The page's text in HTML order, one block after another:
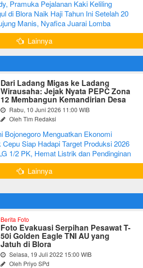
Pramuka Pejalanan Kaki Keliling
Literasi Budaya
di Blora Naik Haji Tahun Ini Setelah 20
Receh
Manis, Nyafica Juarai Lomba
Hidup Orang Samin
Lainnya
Dari Ladang Migas ke Ladang
Wirausaha: Jejak Nyata PEPC Zona
12 Membangun Kemandirian Desa
Rabu, 10 Juni 2026 11:00 WIB
Oleh Tim Redaksi
Bojonegoro Menguatkan Ekonomi
Siap Hadapi Target Produksi 2026
1/2 PK, Hemat Listrik dan Pendinginan
Lainnya
Berita Foto
Foto Evakuasi Serpihan Pesawat T-
50i Golden Eagle TNI AU yang
Jatuh di Blora
Selasa, 19 Juli 2022 15:00 WIB
Oleh Priyo SPd